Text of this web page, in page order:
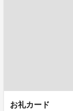
お礼カード